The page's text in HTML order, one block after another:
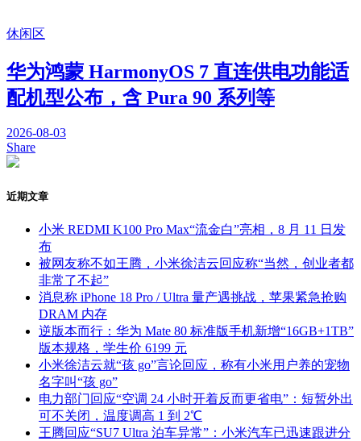
休闲区
华为鸿蒙 HarmonyOS 7 直连供电功能适
配机型公布，含 Pura 90 系列等
2026-08-03
Share
近期文章
小米 REDMI K100 Pro Max“流金白”亮相，8 月 11 日发
布
被网友称不如王腾，小米徐洁云回应称“当然，创业者都
非常了不起”
消息称 iPhone 18 Pro / Ultra 量产遇挑战，苹果紧急抢购
DRAM 内存
逆版本而行：华为 Mate 80 标准版手机新增“16GB+1TB”
版本规格，学生价 6199 元
小米徐洁云就“孩 go”言论回应，称有小米用户养的宠物
名字叫“孩 go”
电力部门回应“空调 24 小时开着反而更省电”：短暂外出
可不关闭，温度调高 1 到 2℃
王腾回应“SU7 Ultra 泊车异常”：小米汽车已迅速跟进分